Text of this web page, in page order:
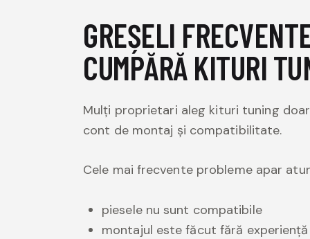
GREȘELI
CUMPĂRĂ KITURI
Mulți proprietari aleg kituri tuning
cont de montaj și compatibilitate.
Cele mai frecvente probleme apar
piesele nu sunt compatibile
montajul este făcut fără experiență